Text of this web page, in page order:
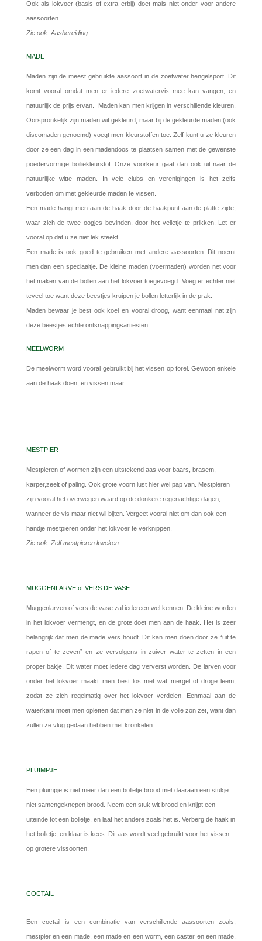
Ook als lokvoer (basis of extra erbij) doet mais niet onder voor andere
aassoorten.
Zie ook: Aasbereiding
MADE
Maden zijn de meest gebruikte aassoort in de zoetwater hengelsport. Dit
komt vooral omdat men er iedere zoetwatervis mee kan vangen, en
natuurlijk de prijs ervan. Maden kan men krijgen in verschillende kleuren.
Oorspronkelijk zijn maden wit gekleurd, maar bij de gekleurde maden (ook
discomaden genoemd) voegt men kleurstoffen toe. Zelf kunt u ze kleuren
door ze een dag in een madendoos te plaatsen samen met de gewenste
poedervormige boiliekleurstof. Onze voorkeur gaat dan ook uit naar de
natuurlijke witte maden. In vele clubs en verenigingen is het zelfs
verboden om met gekleurde maden te vissen.
Een made hangt men aan de haak door de haakpunt aan de platte zijde,
waar zich de twee oogjes bevinden, door het velletje te prikken. Let er
vooral op dat u ze niet lek steekt.
Een made is ook goed te gebruiken met andere aassoorten. Dit noemt
men dan een speciaaltje. De kleine maden (voermaden) worden net voor
het maken van de bollen aan het lokvoer toegevoegd. Voeg er echter niet
teveel toe want deze beestjes kruipen je bollen letterlijk in de prak.
Maden bewaar je best ook koel en vooral droog, want eenmaal nat zijn
deze beestjes echte ontsnappingsartiesten.
MEELWORM
De meelworm word vooral gebruikt bij het vissen op forel. Gewoon enkele
aan de haak doen, en vissen maar.
MESTPIER
Mestpieren of wormen zijn een uitstekend aas voor baars, brasem,
karper,zeelt of paling. Ook grote voorn lust hier wel pap van. Mestpieren
zijn vooral het overwegen waard op de donkere regenachtige dagen,
wanneer de vis maar niet wil bijten. Vergeet vooral niet om dan ook een
handje mestpieren onder het lokvoer te verknippen.
Zie ook: Zelf mestpieren kweken
MUGGENLARVE of VERS DE VASE
Muggenlarven of vers de vase zal iedereen wel kennen. De kleine worden
in het lokvoer vermengt, en de grote doet men aan de haak. Het is zeer
belangrijk dat men de made vers houdt. Dit kan men doen door ze “uit te
rapen of te zeven” en ze vervolgens in zuiver water te zetten in een
proper bakje. Dit water moet iedere dag ververst worden. De larven voor
onder het lokvoer maakt men best los met wat mergel of droge leem,
zodat ze zich regelmatig over het lokvoer verdelen. Eenmaal aan de
waterkant moet men opletten dat men ze niet in de volle zon zet, want dan
zullen ze vlug gedaan hebben met kronkelen.
PLUIMPJE
Een pluimpje is niet meer dan een bolletje brood met daaraan een stukje
niet samengeknepen brood. Neem een stuk wit brood en knijpt een
uiteinde tot een bolletje, en laat het andere zoals het is. Verberg de haak in
het bolletje, en klaar is kees. Dit aas wordt veel gebruikt voor het vissen
op grotere vissoorten.
COCTAIL
Een coctail is een combinatie van verschillende aassoorten zoals;
mestpier en een made, een made en een worm, een caster en een made,